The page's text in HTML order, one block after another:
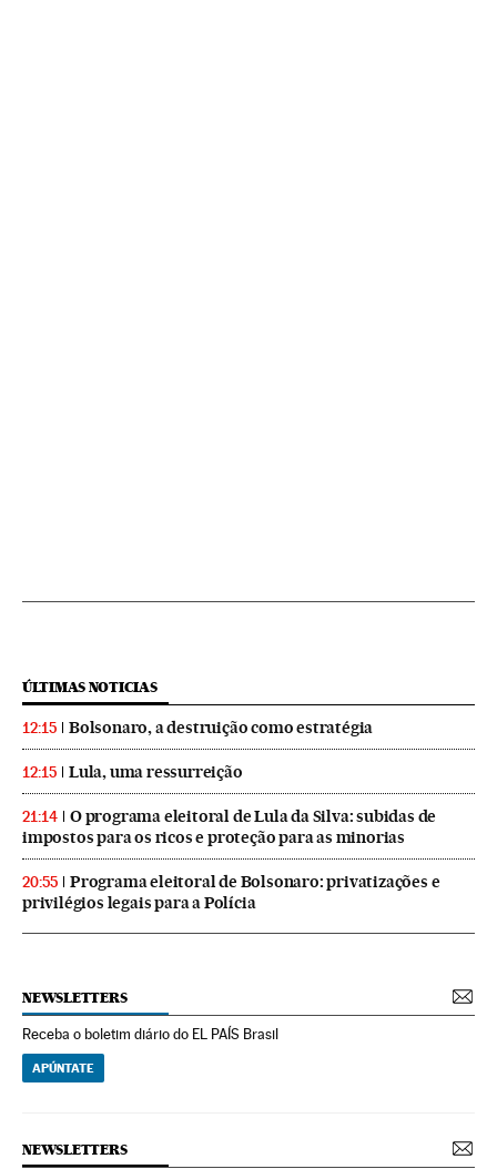
ÚLTIMAS NOTICIAS
12:15 Bolsonaro, a destruição como estratégia
12:15 Lula, uma ressurreição
21:14
O programa eleitoral de Lula da Silva: subidas de
impostos para os ricos e proteção para as minorias
20:55
Programa eleitoral de Bolsonaro: privatizações e
privilégios legais para a Polícia
NEWSLETTERS
Receba o boletim diário do EL PAÍS Brasil
APÚNTATE
NEWSLETTERS